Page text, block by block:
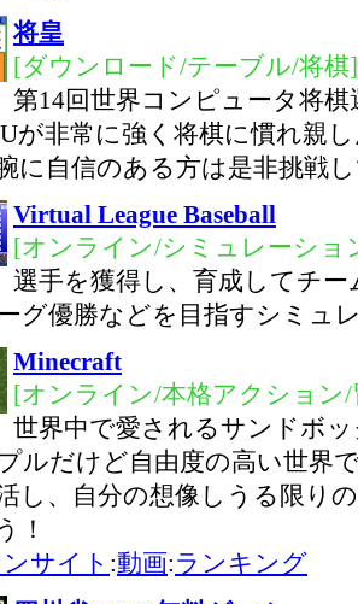
将皇
[ダウンロード/テーブル/将棋]
第14回世界コンピュータ将
が非常に強く将棋に慣れ親
に自信のある方は是非挑戦
Virtual League Baseball
[オンライン/シミュレーショ
選手を獲得し、育成してチ
グ優勝などを目指すシミュ
Minecraft
[オンライン/本格アクション
世界中で愛されるサンドボ
ルだけど自由度の高い世界
し、自分の想像しうる限り
！
サイト :動画:ランキング